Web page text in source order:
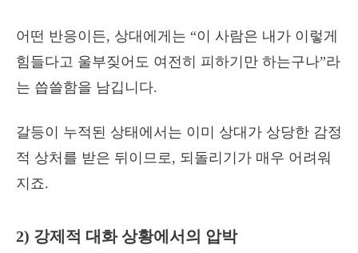
어떤 반응이든, 상대에게는 “이 사람은 내가 이렇게
힘들다고 울부짖어도 여전히 피하기만 하는구나”라
는 씁쓸함을 남깁니다.
갈등이 누적된 상태에서는 이미 상대가 상당한 감정
적 상처를 받은 뒤이므로, 되돌리기가 매우 어려워
지죠.
2) 강제적 대화 상황에서의 압박